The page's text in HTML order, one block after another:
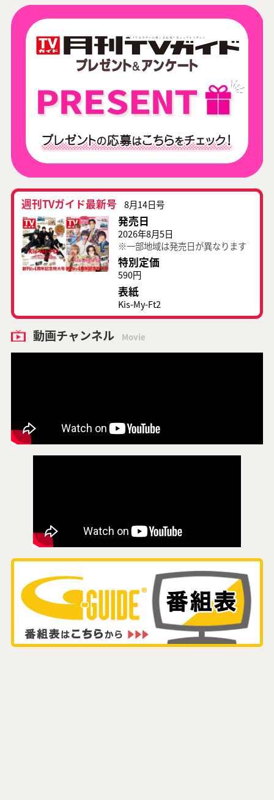
週刊TVガイド最新号 8月14日号
発売日
2026年8月5日
※一部地域は発売日が異なります
特別定価
590円
表紙
Kis-My-Ft2
動画チャンネル Movie